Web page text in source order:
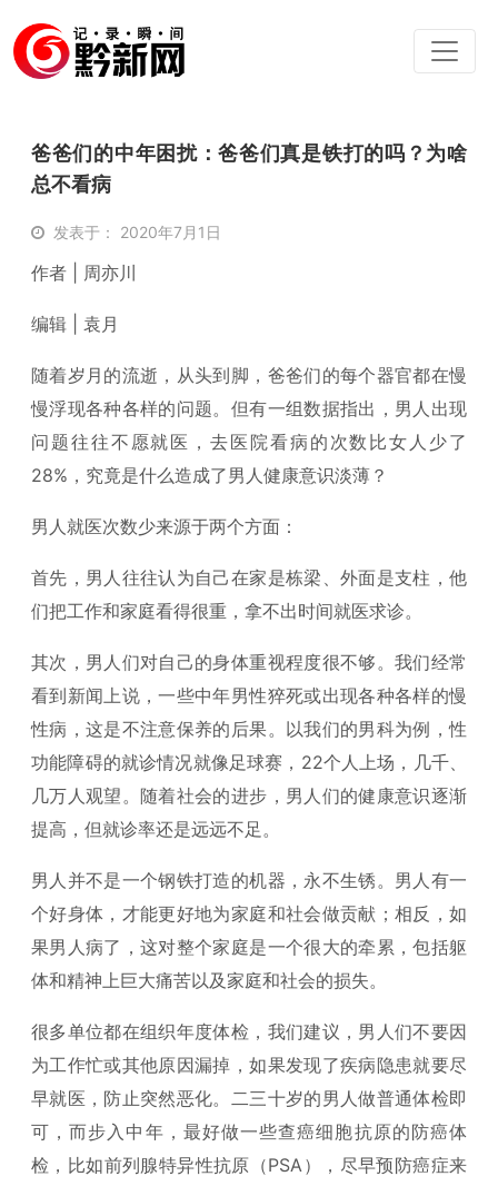
爸爸们的中年困扰：爸爸们真是铁打的吗？为啥
总不看病
发表于： 2020年7月1日
作者 | 周亦川
编辑 | 袁月
随着岁月的流逝，从头到脚，爸爸们的每个器官都在慢
慢浮现各种各样的问题。但有一组数据指出，男人出现
问题往往不愿就医，去医院看病的次数比女人少了
28%，究竟是什么造成了男人健康意识淡薄？
男人就医次数少来源于两个方面：
首先，男人往往认为自己在家是栋梁、外面是支柱，他
们把工作和家庭看得很重，拿不出时间就医求诊。
其次，男人们对自己的身体重视程度很不够。我们经常
看到新闻上说，一些中年男性猝死或出现各种各样的慢
性病，这是不注意保养的后果。以我们的男科为例，性
功能障碍的就诊情况就像足球赛，22个人上场，几千、
几万人观望。随着社会的进步，男人们的健康意识逐渐
提高，但就诊率还是远远不足。
男人并不是一个钢铁打造的机器，永不生锈。男人有一
个好身体，才能更好地为家庭和社会做贡献；相反，如
果男人病了，这对整个家庭是一个很大的牵累，包括躯
体和精神上巨大痛苦以及家庭和社会的损失。
很多单位都在组织年度体检，我们建议，男人们不要因
为工作忙或其他原因漏掉，如果发现了疾病隐患就要尽
早就医，防止突然恶化。二三十岁的男人做普通体检即
可，而步入中年，最好做一些查癌细胞抗原的防癌体
检，比如前列腺特异性抗原（PSA），尽早预防癌症来